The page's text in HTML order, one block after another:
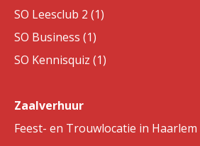
SO Leesclub 2 (1)
SO Business (1)
SO Kennisquiz (1)
Zaalverhuur
Feest- en Trouwlocatie in Haarlem